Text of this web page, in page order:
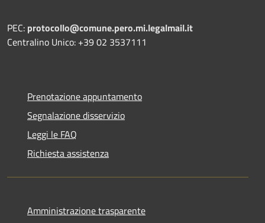
PEC: protocollo@comune.pero.mi.legalmail.it
Centralino Unico: +39 02 3537111
Prenotazione appuntamento
Segnalazione disservizio
Leggi le FAQ
Richiesta assistenza
Amministrazione trasparente